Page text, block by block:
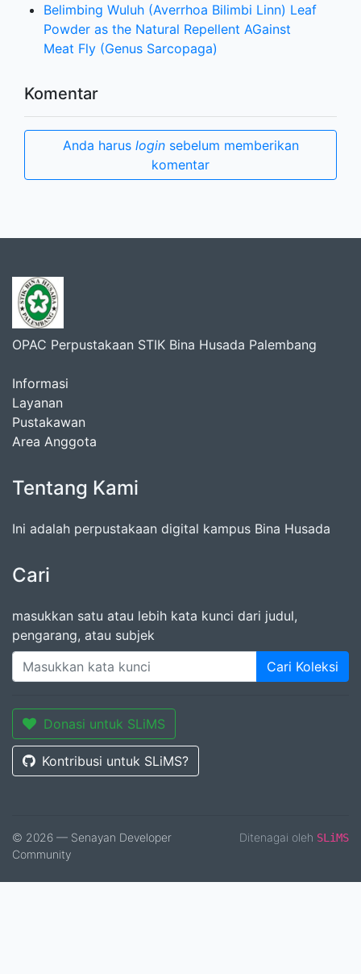
Belimbing Wuluh (Averrhoa Bilimbi Linn) Leaf
Powder as the Natural Repellent AGainst
Meat Fly (Genus Sarcopaga)
Komentar
Anda harus loginsebelum memberikan
komentar
OPAC Perpustakaan STIK Bina Husada Palembang
Informasi
Layanan
Pustakawan
Area Anggota
Tentang Kami
Ini adalah perpustakaan digital kampus Bina Husada
Cari
masukkan satu atau lebih kata kunci dari judul,
pengarang, atau subjek
Cari Koleksi
Donasi untuk SLiMS
Kontribusi untuk SLiMS?
© 2026 — Senayan Developer
Community
Ditenagai oleh SLiMS